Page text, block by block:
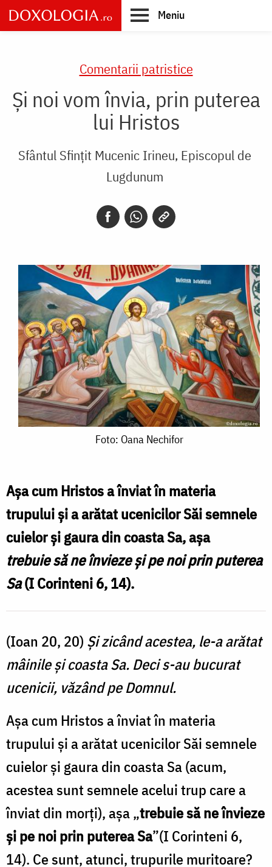
Skip
to
main
Meniu
Comentarii patristice
Și noi vom învia, prin puterea
lui Hristos
Sfântul Sfințit Mucenic Irineu, Episcopul de
Lugdunum
Foto: Oana Nechifor
Aşa cum Hristos a înviat în materia
trupului şi a arătat ucenicilor Săi semnele
cuielor şi gaura din coasta Sa, aşa
trebuiesă ne învieze şi pe noi prin puterea
Sa(I Corinteni 6, 14).
(Ioan 20, 20) Şi zicând acestea, le-a arătat
mâinile şi coasta Sa. Deci s-au bucurat
ucenicii, văzând pe Domnul.
Aşa cum Hristos a înviat în materia
trupului şi a arătat ucenicilor Săi semnele
cuielor şi gaura din coasta Sa (acum,
acestea sunt semnele acelui trup care a
înviat din morţi), aşa„trebuie să ne învieze
şi pe noi prin puterea Sa”(I Corinteni 6,
14). Ce sunt, atunci, trupurile muritoare?